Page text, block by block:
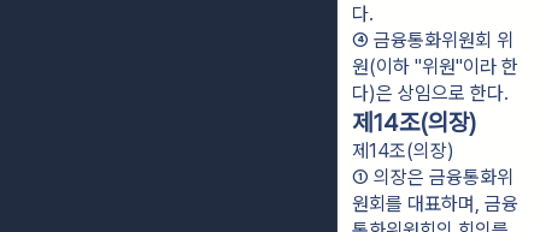
다.
④ 금융통화위원회 위
원(이하 "위원"이라 한
다)은 상임으로 한다.
제14조(의장)
제14조(의장)
① 의장은 금융통화위
원회를 대표하며, 금융